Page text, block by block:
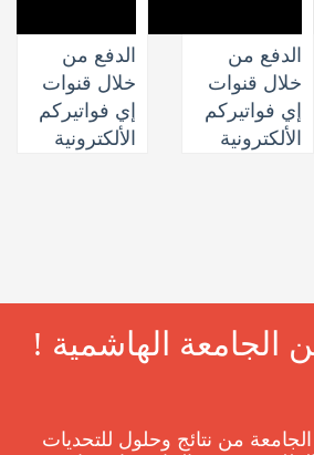
الدفع من
خلال قنوات
إي فواتيركم
الألكترونية
الدفع من
خلال قنوات
إي فواتيركم
الألكترونية
الجامعة الهاشمية !
من نتائج وحلول للتحديات